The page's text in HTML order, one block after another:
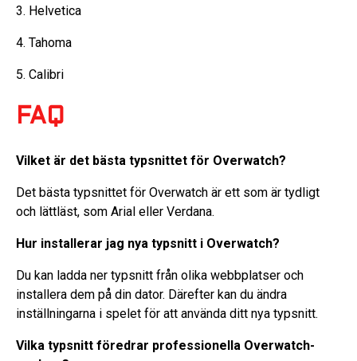
3. Helvetica
4. Tahoma
5. Calibri
FAQ
Vilket är det bästa typsnittet för Overwatch?
Det bästa typsnittet för Overwatch är ett som är tydligt
och lättläst, som Arial eller Verdana.
Hur installerar jag nya typsnitt i Overwatch?
Du kan ladda ner typsnitt från olika webbplatser och
installera dem på din dator. Därefter kan du ändra
inställningarna i spelet för att använda ditt nya typsnitt.
Vilka typsnitt föredrar professionella Overwatch-